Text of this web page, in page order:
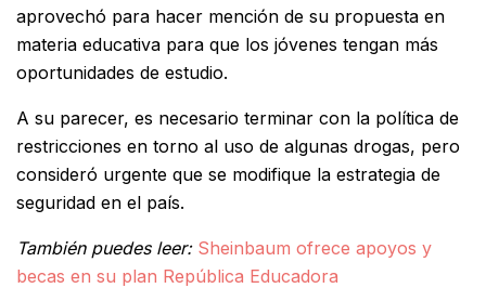
aprovechó para hacer mención de su propuesta en
materia educativa para que los jóvenes tengan más
oportunidades de estudio.
A su parecer, es necesario terminar con la política de
restricciones en torno al uso de algunas drogas, pero
consideró urgente que se modifique la estrategia de
seguridad en el país.
También puedes leer: Sheinbaum ofrece apoyos y
becas en su plan República Educadora